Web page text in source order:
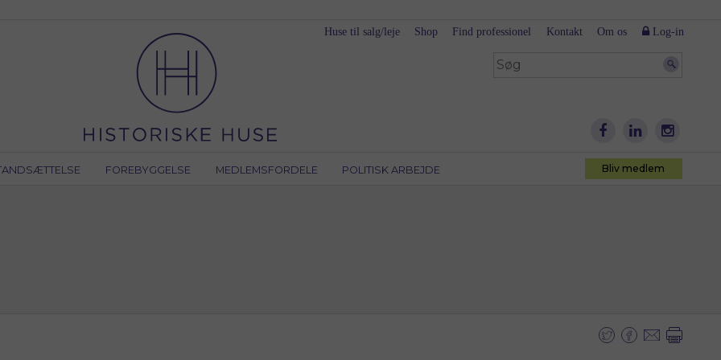
FOREBYGGELSE MEDLEMSFORDELE POLITISK ARBEJDE Bliv medlem
Huse til salg/leje Shop Find professionel Kontakt Om os Log-in